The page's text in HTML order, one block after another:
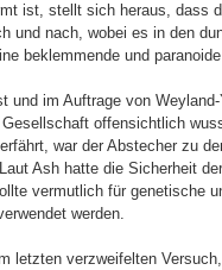
ist, stellt sich heraus, dass
und nach, wobei es in den
beklemmende und
und im Auftrage von
offensichtlich
war der Abstecher zu
Ash hatte die Sicherheit
vermutlich für genetische
werden.
letzten verzweifelten